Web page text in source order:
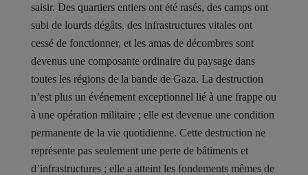
saisir. Des quartiers entiers ont été rasés, des camps ont
subi de lourds dégâts, des infrastructures vitales ont
cessé de fonctionner, et les amas de décombres sont
devenus une composante ordinaire du paysage dans
toutes les régions de la bande de Gaza. La destruction
n’est plus un événement exceptionnel lié à une frappe ou
à une opération militaire ; elle est devenue une condition
permanente de la vie quotidienne. Cette destruction ne
représente pas seulement une perte de bâtiments et
d’infrastructures ; elle a atteint les fondements mêmes de